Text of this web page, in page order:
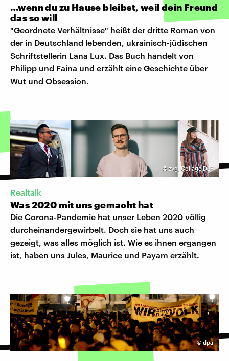
…wenn du zu Hause bleibst, weil dein Freund
das so will
"Geordnete Verhältnisse" heißt der dritte Roman von
der in Deutschland lebenden, ukrainisch-jüdischen
Schriftstellerin Lana Lux. Das Buch handelt von
Philipp und Faina und erzählt eine Geschichte über
Wut und Obsession.
© zvg, Collage DLF
Realtalk
Was 2020 mit uns gemacht hat
Die Corona-Pandemie hat unser Leben 2020 völlig
durcheinandergewirbelt. Doch sie hat uns auch
gezeigt, was alles möglich ist. Wie es ihnen ergangen
ist, haben uns Jules, Maurice und Payam erzählt.
© dpa